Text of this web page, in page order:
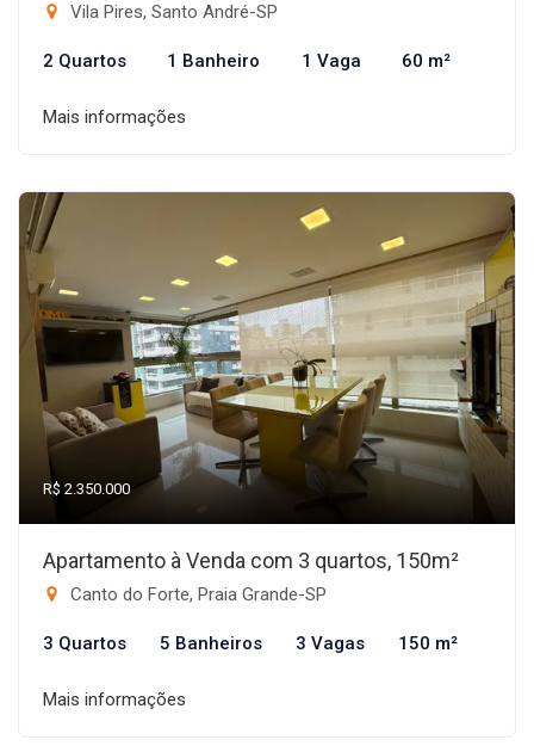
Vila Pires, Santo André-SP
2 Quartos 1 Banheiro 1 Vaga 60 m²
Mais informações
R$ 2.350.000
Apartamento à Venda com 3 quartos, 150m²
Canto do Forte, Praia Grande-SP
3 Quartos 5 Banheiros 3 Vagas 150 m²
Mais informações